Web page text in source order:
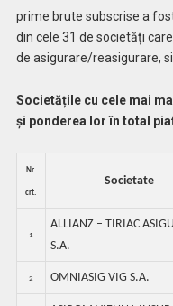
prime brute subscrise a
din cele 31 de societăți
de asigurare/reasigurare,
Societățile cu cele mai
și ponderea lor în total
Nr.
crt.
Societate
1
ALLIANZ – TIRIAC
S.A.
2 OMNIASIG VIG S.A.